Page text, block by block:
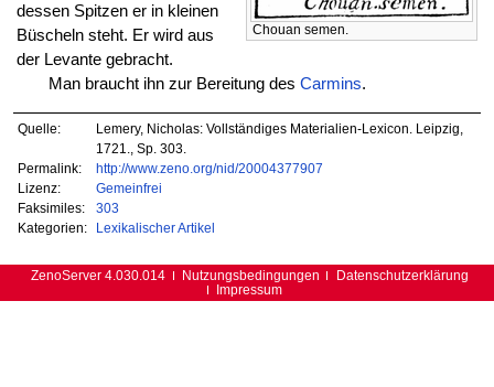
Chouan semen.
dessen Spitzen er in kleinen
Büscheln steht. Er wird aus
der Levante gebracht.
Man braucht ihn zur Bereitung des Carmins.
Quelle:
Lemery, Nicholas: Vollständiges Materialien-Lexicon. Leipzig,
1721., Sp. 303.
Permalink:
http://www.zeno.org/nid/20004377907
Lizenz:
Gemeinfrei
Faksimiles:
303
Kategorien:
Lexikalischer Artikel
ZenoServer 4.030.014 Nutzungsbedingungen
Datenschutzerklärung
Impressum